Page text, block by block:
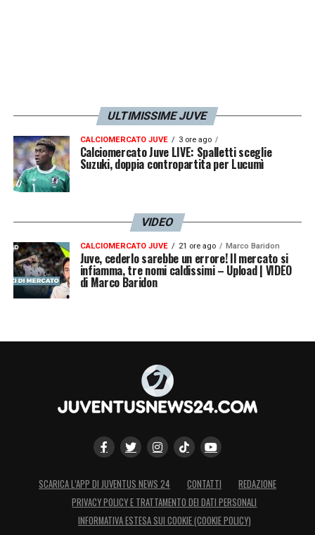
ULTIMISSIME JUVE
CALCIOMERCATO JUVE 3 ore ago
Calciomercato Juve LIVE: Spalletti sceglie
Suzuki, doppia contropartita per Lucumì
VIDEO
CALCIOMERCATO JUVE 21 ore ago Marco Baridon
Juve, cederlo sarebbe un errore! Il mercato si
infiamma, tre nomi caldissimi – Upload | VIDEO
di Marco Baridon
SCARICA L’APP DI JUVENTUS NEWS 24 CONTATTI
REDAZIONE
PRIVACY POLICY E TRATTAMENTO DEI DATI PERSONALI
INFORMATIVA ESTESA SUI COOKIE (COOKIE POLICY)